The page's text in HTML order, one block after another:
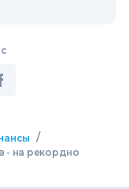
/
- на рекордно